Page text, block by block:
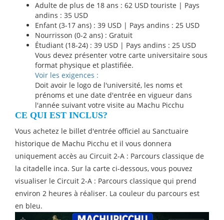
Adulte de plus de 18 ans : 62 USD touriste | Pays
andins : 35 USD
Enfant (3-17 ans) : 39 USD | Pays andins : 25 USD
Nourrisson (0-2 ans) : Gratuit
Étudiant (18-24) : 39 USD | Pays andins : 25 USD
Vous devez présenter votre carte universitaire sous
format physique et plastifiée.
Voir les exigences :
Doit avoir le logo de l'université, les noms et
prénoms et une date d'entrée en vigueur dans
l'année suivant votre visite au Machu Picchu
CE QUI EST INCLUS?
Vous achetez le billet d'entrée officiel au Sanctuaire
historique de Machu Picchu et il vous donnera
uniquement accès au Circuit 2-A : Parcours classique de
la citadelle inca. Sur la carte ci-dessous, vous pouvez
visualiser le Circuit 2-A : Parcours classique qui prend
environ 2 heures à réaliser. La couleur du parcours est
en bleu.